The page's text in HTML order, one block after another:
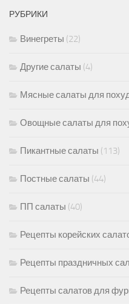
РУБРИКИ
Винегреты (22)
Другие салаты (4)
Мясные салаты для
Овощные салаты для
Пикантные салаты (113)
Постные салаты (44)
ПП салаты (40)
Рецепты корейских
Рецепты праздничных
Рецепты салатов для